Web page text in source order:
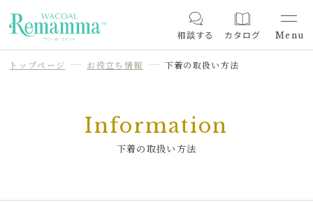
相談する カタログ
トップページ お役立ち情報 下着の取扱い方法
Information
下着の取扱い方法